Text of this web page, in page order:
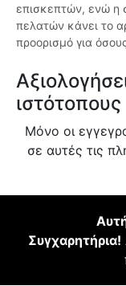
επισκεπτών, ενώ η
πελατών κάνει το
προορισμό για
ιστότοπους
Μόνο οι
σε αυτές τις
Συγχαρητήρια!